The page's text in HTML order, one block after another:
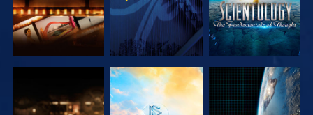
UDFORSK
UDFORSK
SE